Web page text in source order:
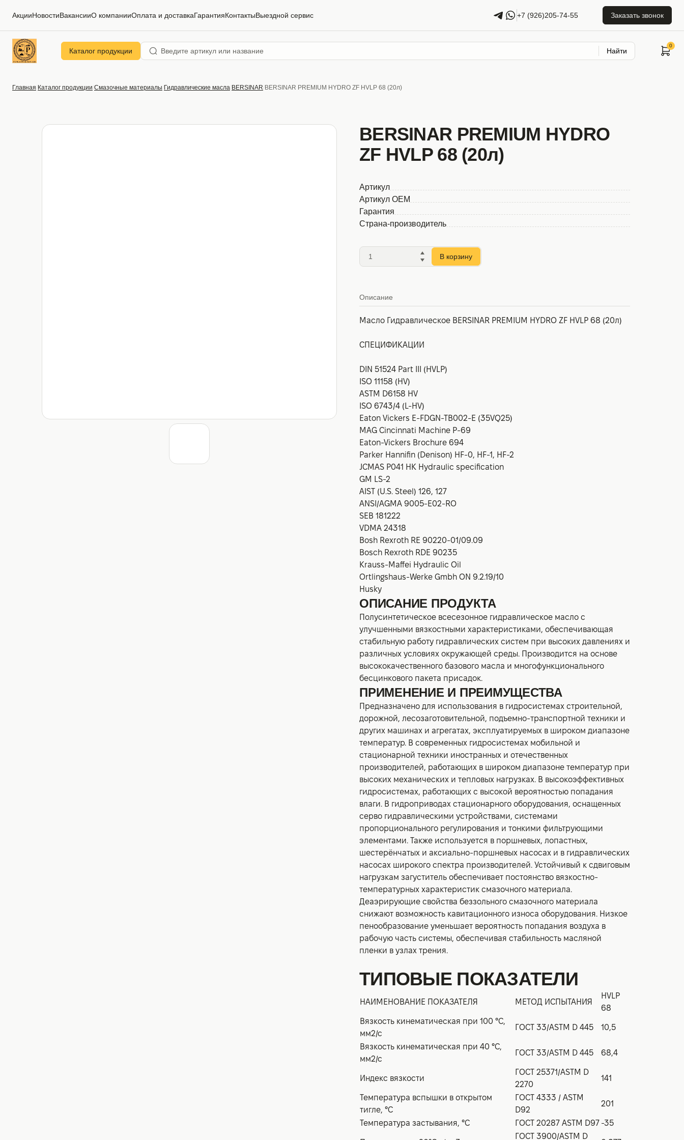
АкцииНовостиВакансииО компанииОплата и доставкаГарантияКонтактыВыездной сервис +7 (926)205-74-55 Заказать звонок
Каталог продукции Найти
Главная Каталог продукции Смазочные материалы Гидравлические масла BERSINAR BERSINAR PREMIUM HYDRO ZF HVLP 68 (20л)
BERSINAR PREMIUM HYDRO
ZF HVLP 68 (20л)
Артикул
Артикул OEM
Гарантия
Страна-производитель
В корзину
Описание
Масло Гидравлическое BERSINAR PREMIUM HYDRO ZF HVLP 68 (20л)
СПЕЦИФИКАЦИИ
DIN 51524 Part III (HVLP)
ISO 11158 (HV)
ASTM D6158 HV
ISO 6743/4 (L-HV)
Eaton Vickers E-FDGN-TB002-E (35VQ25)
MAG Cincinnati Machine P-69
Eaton-Vickers Brochure 694
Parker Hannifin (Denison) HF-0, HF-1, HF-2
JCMAS P041 HK Hydraulic specification
GM LS-2
AIST (U.S. Steel) 126, 127
ANSI/AGMA 9005-E02-RO
SEB 181222
VDMA 24318
Bosh Rexroth RE 90220-01/09.09
Bosch Rexroth RDE 90235
Krauss-Maffei Hydraulic Oil
Ortlingshaus-Werke Gmbh ON 9.2.19/10
Husky
ОПИСАНИЕ ПРОДУКТА
Полусинтетическое всесезонное гидравлическое масло с
улучшенными вязкостными характеристиками, обеспечивающая
стабильную работу гидравлических систем при высоких давлениях и
различных условиях окружающей среды. Производится на основе
высококачественного базового масла и многофункционального
бесцинкового пакета присадок.
ПРИМЕНЕНИЕ И ПРЕИМУЩЕСТВА
Предназначено для использования в гидросистемах строительной,
дорожной, лесозаготовительной, подъемно-транспортной техники и
других машинах и агрегатах, эксплуатируемых в широком диапазоне
температур. В современных гидросистемах мобильной и
стационарной техники иностранных и отечественных
производителей, работающих в широком диапазоне температур при
высоких механических и тепловых нагрузках. В высокоэффективных
гидросистемах, работающих с высокой вероятностью попадания
влаги. В гидроприводах стационарного оборудования, оснащенных
серво гидравлическими устройствами, системами
пропорционального регулирования и тонкими фильтрующими
элементами. Также используется в поршневых, лопастных,
шестерёнчатых и аксиально-поршневых насосах и в гидравлических
насосах широкого спектра производителей. Устойчивый к сдвиговым
нагрузкам загуститель обеспечивает постоянство вязкостно-
температурных характеристик смазочного материала.
Деаэрирующие свойства беззольного смазочного материала
снижают возможность кавитационного износа оборудования. Низкое
пенообразование уменьшает вероятность попадания воздуха в
рабочую часть системы, обеспечивая стабильность масляной
пленки в узлах трения.
ТИПОВЫЕ ПОКАЗАТЕЛИ
НАИМЕНОВАНИЕ ПОКАЗАТЕЛЯ МЕТОД ИСПЫТАНИЯ
HVLP
68
Вязкость кинематическая при 100 °С,
мм2/с
ГОСТ 33/ASTM D 445 10,5
Вязкость кинематическая при 40 °С,
мм2/с
ГОСТ 33/ASTM D 445 68,4
Индекс вязкости
ГОСТ 25371/ASTM D
2270
141
Температура вспышки в открытом
тигле, °С
ГОСТ 4333 / ASTM
D92
201
Температура застывания, °С ГОСТ 20287 ASTM D97 -35
ГОСТ 3900/ASTM D